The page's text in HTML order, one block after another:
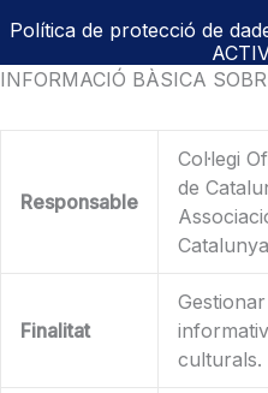
Política de protecció de
INFORMACIÓ BÀSICA
Responsable
Col·legi
de
Catalunya
Finalitat
culturals.